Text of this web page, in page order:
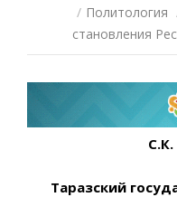
/ Политология
становления
Таразский